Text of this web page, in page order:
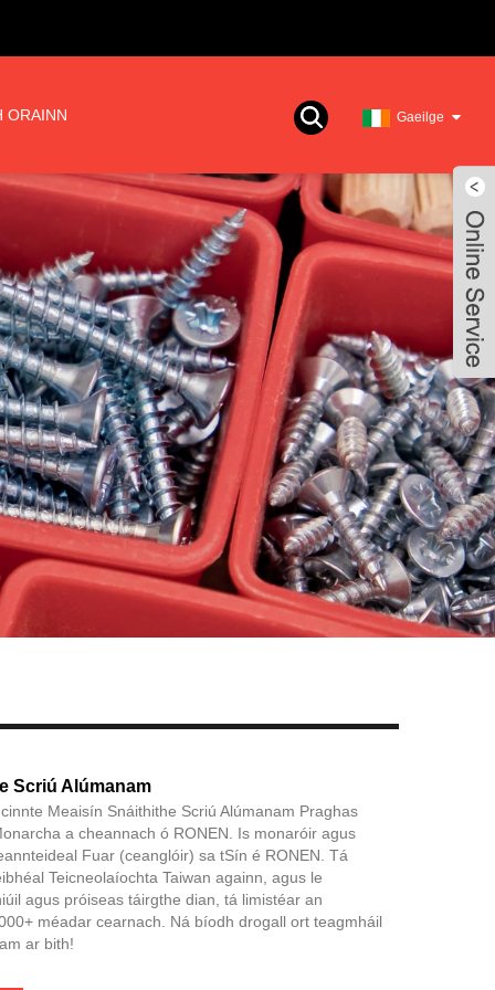
Gaeilge
ORAINN
Scriú Alúmanam
Meaisín Snáithithe Scriú Alúmanam Praghas
a cheannach ó RONEN. Is monaróir agus
Fuar (ceanglóir) sa tSín é RONEN. Tá
Teicneolaíochta Taiwan againn, agus le
agus próiseas táirgthe dian, tá limistéar an
méadar cearnach. Ná bíodh drogall ort teagmháil
ar bith!